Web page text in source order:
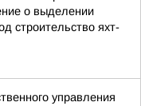
о выделении
строительство яхт-
управления